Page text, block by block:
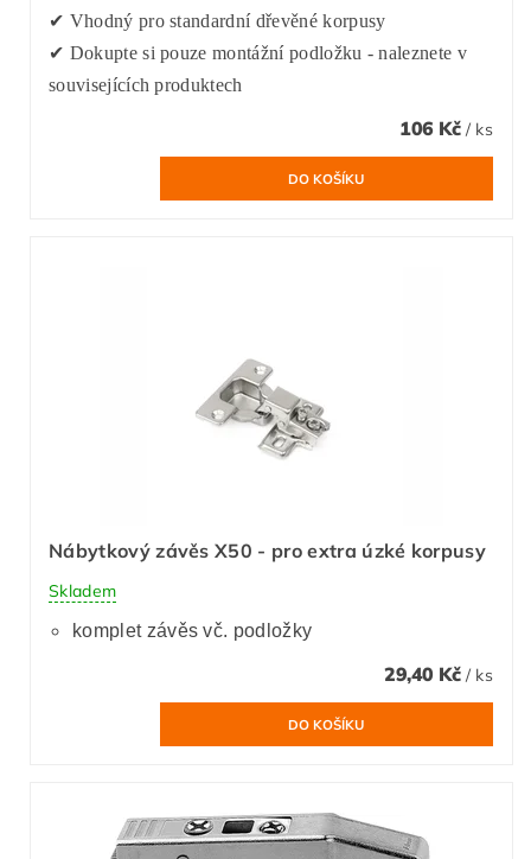
✔ Vhodný pro standardní dřevěné korpusy
✔ Dokupte si pouze montážní podložku - naleznete v
souvisejících produktech
106 Kč / ks
Nábytkový závěs X50 - pro extra úzké korpusy
Skladem
komplet závěs vč. podložky
29,40 Kč / ks